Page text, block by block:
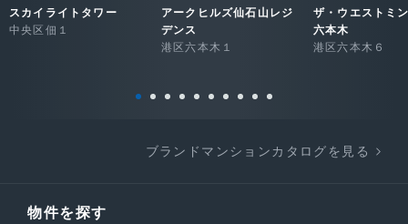
スカイライトタワー
中央区佃１
アークヒルズ仙石山レジ
デンス
港区六本木１
ザ・ウエストミ
六本木
港区六本木６
ブランドマンションカタログを見る
物件を探す